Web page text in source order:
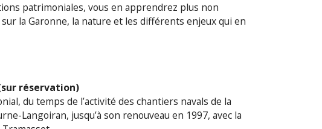
patrimoniales, vous en apprendrez plus non
la Garonne, la nature et les différents enjeux qui en
réservation)
du temps de l’activité des chantiers navals de la
Langoiran, jusqu’à son renouveau en 1997, avec la